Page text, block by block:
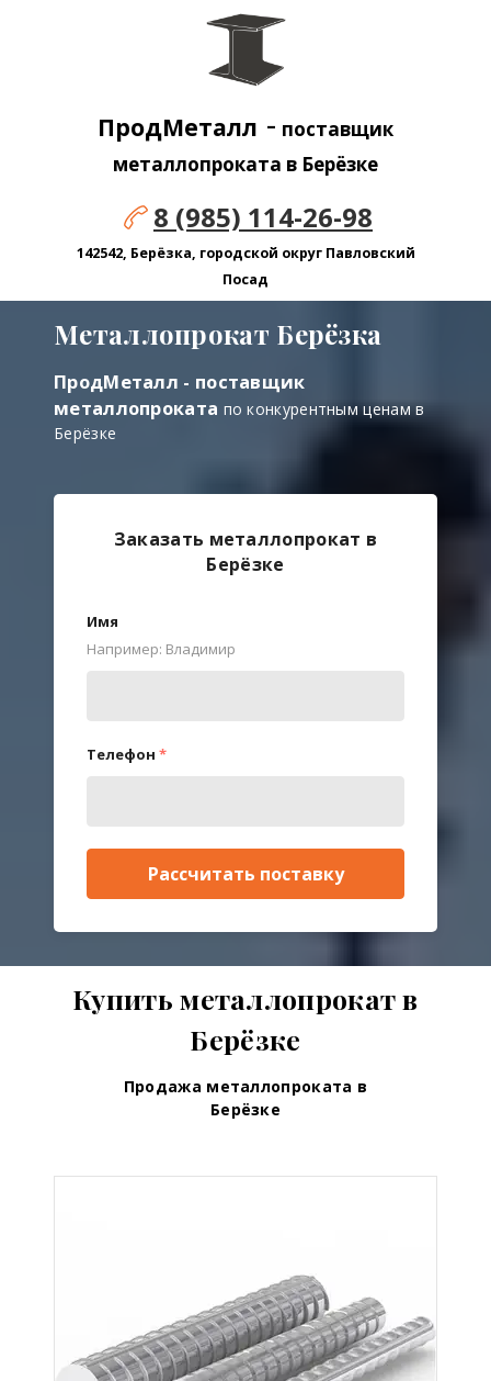
ПродМеталл - поставщик
металлопроката в Берёзке
8 (985) 114-26-98
142542, Берёзка, городской округ Павловский
Посад
Металлопрокат Берёзка
ПродМеталл - поставщик
металлопроката по конкурентным ценам в
Берёзке
Заказать металлопрокат в
Берёзке
Имя
Например: Владимир
Телефон *
Рассчитать поставку
Купить металлопрокат в
Берёзке
Продажа металлопроката в
Берёзке